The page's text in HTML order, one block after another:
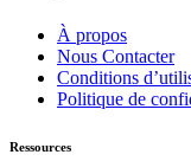
À propos
Nous Contacter
Conditions
Politique de
Ressources